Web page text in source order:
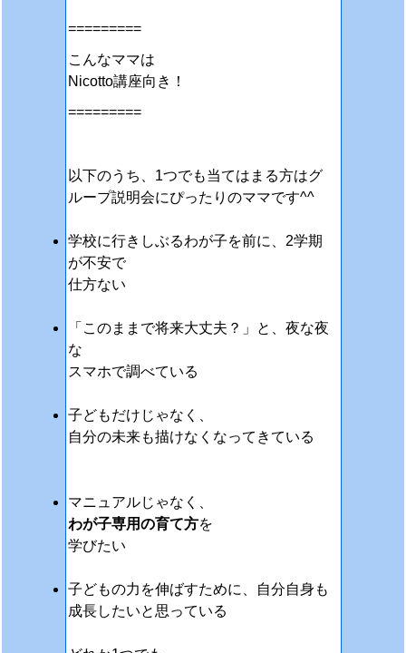
=========
こんなママは
Nicotto講座向き！
=========
以下のうち、1つでも当てはまる方はグ
ループ説明会にぴったりのママです^^
学校に行きしぶるわが子を前に、2学期
が不安で
仕方ない
「このままで将来大丈夫？」と、夜な夜
な
スマホで調べている
子どもだけじゃなく、
自分の未来も描けなくなってきている
マニュアルじゃなく、
わが子専用の育て方を
学びたい
子どもの力を伸ばすために、自分自身も
成長したいと思っている